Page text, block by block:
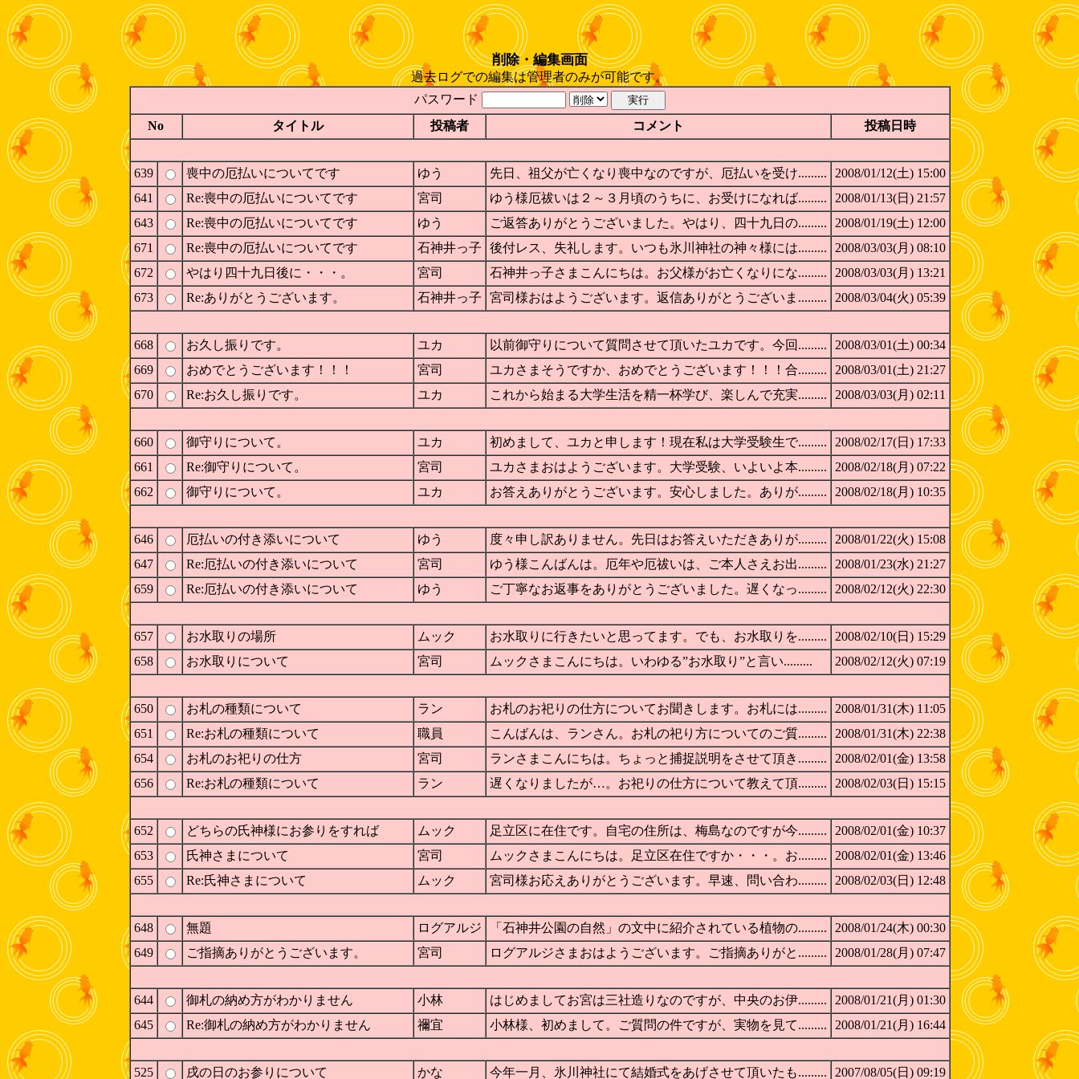
削除・編集画面
過去ログでの編集は管理者のみが可能です。
パスワード
No
タイトル 投稿者 コメント 投稿日時
639 喪中の厄払いについてです ゆう 先日、祖父が亡くなり喪中なのですが、厄払いを受け.........
2008/01/12(土) 15:00
641
Re:喪中の厄払いについてです 宮司 ゆう様厄祓いは２～３月頃のうちに、お受けになれば.........
2008/01/13(日) 21:57
643
Re:喪中の厄払いについてです ゆう ご返答ありがとうございました。やはり、四十九日の.........
2008/01/19(土) 12:00
671
Re:喪中の厄払いについてです 石神井っ子 後付レス、失礼します。いつも氷川神社の神々様には.........
2008/03/03(月) 08:10
672
やはり四十九日後に・・・。 宮司 石神井っ子さまこんにちは。お父様がお亡くなりにな.........
2008/03/03(月) 13:21
673
Re:ありがとうございます。 石神井っ子 宮司様おはようございます。返信ありがとうございま......... 2008/03/04(火) 05:39
668 お久し振りです。 ユカ 以前御守りについて質問させて頂いたユカです。今回.........
2008/03/01(土) 00:34
669
おめでとうございます！！！ 宮司 ユカさまそうですか、おめでとうございます！！！合.........
2008/03/01(土) 21:27
670
Re:お久し振りです。 ユカ これから始まる大学生活を精一杯学び、楽しんで充実......... 2008/03/03(月) 02:11
660 御守りについて。 ユカ 初めまして、ユカと申します！現在私は大学受験生で.........
2008/02/17(日) 17:33
661
Re:御守りについて。 宮司 ユカさまおはようございます。大学受験、いよいよ本.........
2008/02/18(月) 07:22
662
御守りについて。 ユカ お答えありがとうございます。安心しました。ありが......... 2008/02/18(月) 10:35
646 厄払いの付き添いについて ゆう 度々申し訳ありません。先日はお答えいただきありが.........
2008/01/22(火) 15:08
647
Re:厄払いの付き添いについて 宮司 ゆう様こんばんは。厄年や厄祓いは、ご本人さえお出.........
2008/01/23(水) 21:27
659
Re:厄払いの付き添いについて ゆう ご丁寧なお返事をありがとうございました。遅くなっ......... 2008/02/12(火) 22:30
657 お水取りの場所 ムック お水取りに行きたいと思ってます。でも、お水取りを.........
2008/02/10(日) 15:29
658
お水取りについて 宮司 ムックさまこんにちは。いわゆる”お水取り”と言い......... 2008/02/12(火) 07:19
650 お札の種類について ラン お札のお祀りの仕方についてお聞きします。お札には.........
2008/01/31(木) 11:05
651
Re:お札の種類について 職員 こんばんは、ランさん。お札の祀り方についてのご質.........
2008/01/31(木) 22:38
654
お札のお祀りの仕方 宮司 ランさまこんにちは。ちょっと捕捉説明をさせて頂き.........
2008/02/01(金) 13:58
656
Re:お札の種類について ラン 遅くなりましたが…。お祀りの仕方について教えて頂......... 2008/02/03(日) 15:15
652 どちらの氏神様にお参りをすれば ムック 足立区に在住です。自宅の住所は、梅島なのですが今.........
2008/02/01(金) 10:37
653
氏神さまについて 宮司 ムックさまこんにちは。足立区在住ですか・・・。お.........
2008/02/01(金) 13:46
655
Re:氏神さまについて ムック 宮司様お応えありがとうございます。早速、問い合わ......... 2008/02/03(日) 12:48
648 無題 ログアルジ 「石神井公園の自然」の文中に紹介されている植物の.........
2008/01/24(木) 00:30
649
ご指摘ありがとうございます。 宮司 ログアルジさまおはようございます。ご指摘ありがと......... 2008/01/28(月) 07:47
644 御札の納め方がわかりません 小林 はじめましてお宮は三社造りなのですが、中央のお伊.........
2008/01/21(月) 01:30
645
Re:御札の納め方がわかりません 禰宜 小林様、初めまして。ご質問の件ですが、実物を見て......... 2008/01/21(月) 16:44
525 戌の日のお参りについて かな 今年一月、氷川神社にて結婚式をあげさせて頂いたも......... 2007/08/05(日) 09:19